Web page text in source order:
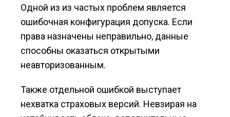
Одной из из частых проблем является
ошибочная конфигурация допуска. Если
права назначены неправильно, данные
способны оказаться открытыми
неавторизованным.
Также отдельной ошибкой выступает
нехватка страховых версий. Невзирая на